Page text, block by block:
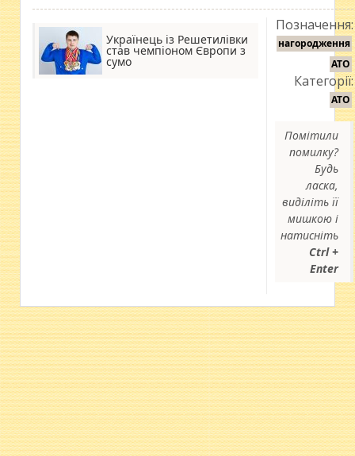
Українець із Решетилівки
став чемпіоном Європи з
сумо
Позначення:
нагородження
АТО
Категорії:
АТО
Помітили
помилку?
Будь
ласка,
виділіть її
мишкою і
натисніть
Ctrl +
Enter